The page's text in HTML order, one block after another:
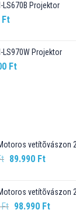
LS670B Projektor
Ft
LS970W Projektor
Ft
vetítõvászon
Original
99.990 Ft.
89.990 FtCurrent
89.990
vetítõvászon
Ft Original
98.990 FtCurrent